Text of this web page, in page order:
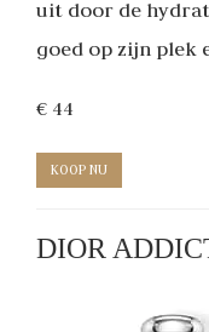
uit door de
goed op zijn plek
€ 44
KOOP NU
DIOR